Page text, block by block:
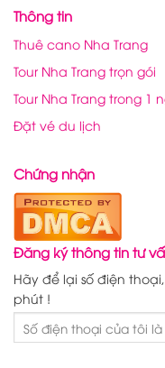
Thông tin
Thuê cano Nha Trang
Tour Nha Trang trọn gói
Tour Nha Trang trong 1
Đặt vé du lịch
Chứng nhận
Đăng ký thông tin tư
Hãy để lại số điện
phút !